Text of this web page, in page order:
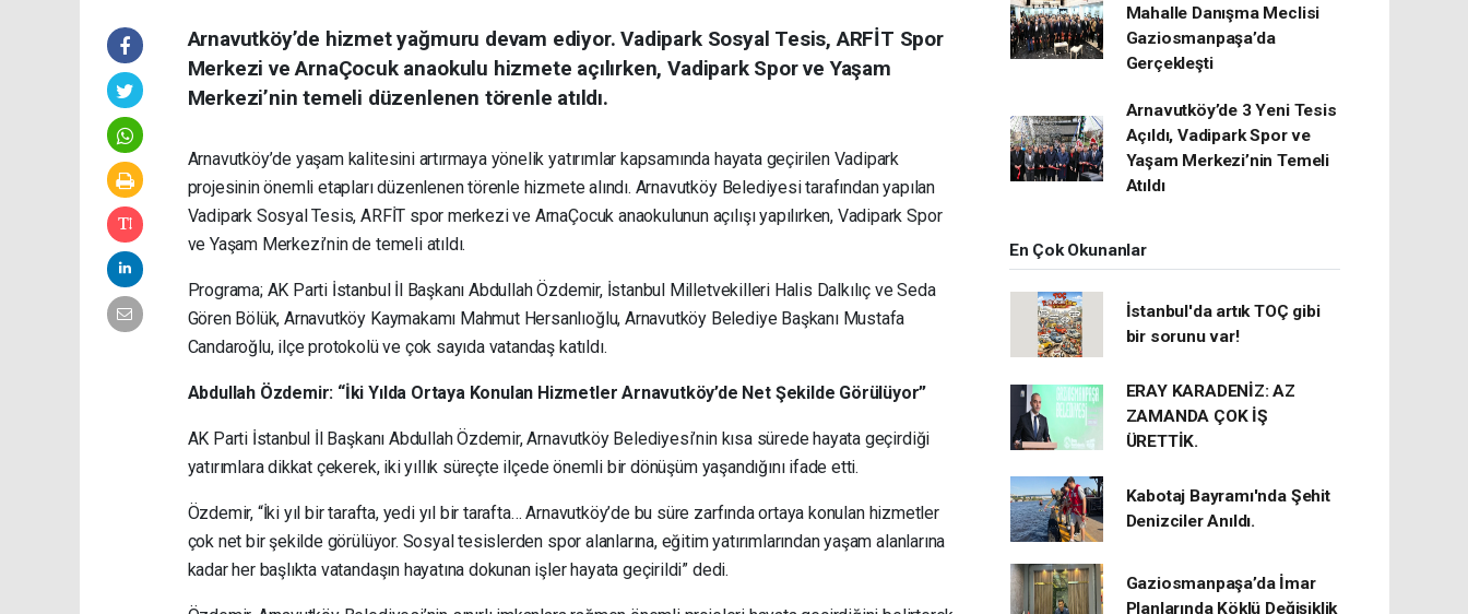
Arnavutköy’de hizmet yağmuru devam ediyor. Vadipark Sosyal Tesis, ARFİT Spor
Merkezi ve ArnaÇocuk anaokulu hizmete açılırken, Vadipark Spor ve Yaşam
Merkezi’nin temeli düzenlenen törenle atıldı.
Arnavutköy’de yaşam kalitesini artırmaya yönelik yatırımlar kapsamında hayata geçirilen Vadipark
projesinin önemli etapları düzenlenen törenle hizmete alındı. Arnavutköy Belediyesi tarafından yapılan
Vadipark Sosyal Tesis, ARFİT spor merkezi ve ArnaÇocuk anaokulunun açılışı yapılırken, Vadipark Spor
ve Yaşam Merkezi’nin de temeli atıldı.
Programa; AK Parti İstanbul İl Başkanı Abdullah Özdemir, İstanbul Milletvekilleri Halis Dalkılıç ve Seda
Gören Bölük, Arnavutköy Kaymakamı Mahmut Hersanlıoğlu, Arnavutköy Belediye Başkanı Mustafa
Candaroğlu, ilçe protokolü ve çok sayıda vatandaş katıldı.
Abdullah Özdemir: “İki Yılda Ortaya Konulan Hizmetler Arnavutköy’de Net Şekilde Görülüyor”
AK Parti İstanbul İl Başkanı Abdullah Özdemir, Arnavutköy Belediyesi’nin kısa sürede hayata geçirdiği
yatırımlara dikkat çekerek, iki yıllık süreçte ilçede önemli bir dönüşüm yaşandığını ifade etti.
Özdemir, “İki yıl bir tarafta, yedi yıl bir tarafta… Arnavutköy’de bu süre zarfında ortaya konulan hizmetler
çok net bir şekilde görülüyor. Sosyal tesislerden spor alanlarına, eğitim yatırımlarından yaşam alanlarına
kadar her başlıkta vatandaşın hayatına dokunan işler hayata geçirildi” dedi.
Mahalle Danışma Meclisi
Gaziosmanpaşa’da
Gerçekleşti
Arnavutköy’de 3 Yeni Tesis
Açıldı, Vadipark Spor ve
Yaşam Merkezi’nin Temeli
Atıldı
En Çok Okunanlar
İstanbul'da artık TOÇ gibi
bir sorunu var!
ERAY KARADENİZ: AZ
ZAMANDA ÇOK İŞ
ÜRETTİK.
Kabotaj Bayramı'nda Şehit
Denizciler Anıldı.
Gaziosmanpaşa’da İmar
Planlarında Köklü Değişiklik